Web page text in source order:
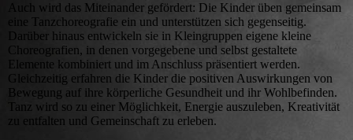
Auch wird das Miteinander gefördert: Die Kinder üben gemeinsam
eine Tanzchoreografie ein und unterstützen sich gegenseitig.
Darüber hinaus entwickeln sie in Kleingruppen eigene kleine
Choreografien, in denen vorgegebene und selbst gestaltete
Elemente kombiniert und im Anschluss präsentiert werden.
Gleichzeitig erfahren die Kinder die positiven Auswirkungen von
Bewegung auf ihre körperliche Gesundheit und ihr Wohlbefinden.
Tanz wird so zu einer Möglichkeit, Energie auszuleben, Kreativität
zu entfalten und Gemeinschaft zu erleben.